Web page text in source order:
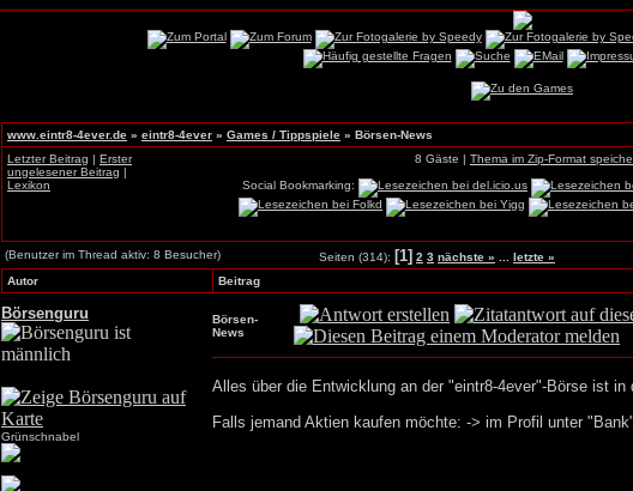
www.eintr8-4ever.de » eintr8-4ever » Games / Tippspiele » Börsen-News
Letzter Beitrag | Erster
ungelesener Beitrag |
Lexikon
8 Gäste | Thema im Zip-Format
Social Bookmarking:
(Benutzer im Thread aktiv: 8 Besucher) Seiten (314): [1] 2 3 nächste »
letzte »
Autor
Beitrag
Börsenguru
Grünschnabel
Börsen-
News
Alles über die Entwicklung an der "eintr8-4ever"-Börse ist in
Falls jemand Aktien kaufen möchte: -> im Profil unter